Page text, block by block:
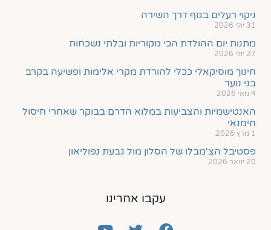
ניקוי רעלים בגוף דרך השירה
31 יולי 2026
מתנות יום ההולדת הכי מקוריות ובלתי נשכחות
27 יולי 2026
חינוך מוסיקאלי ככלי להורדת מקרי אלימות ופשיעה בקרב
בני נוער
4 מאי 2026
האנטישמיות והצביעות במלוא הדרם בבוקר שאחרי חיסול
חימנאי
1 מרץ 2026
פסטיבל הצ'מבלו של הסלון מול גבעת נפוליאון
20 ינואר 2026
עקבו אחרינו